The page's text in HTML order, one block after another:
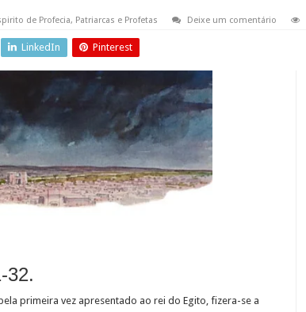
de Profecia, Patriarcas e Profetas Deixe um comentário
LinkedIn Pinterest
32.
primeira vez apresentado ao rei do Egito, fizera-se a